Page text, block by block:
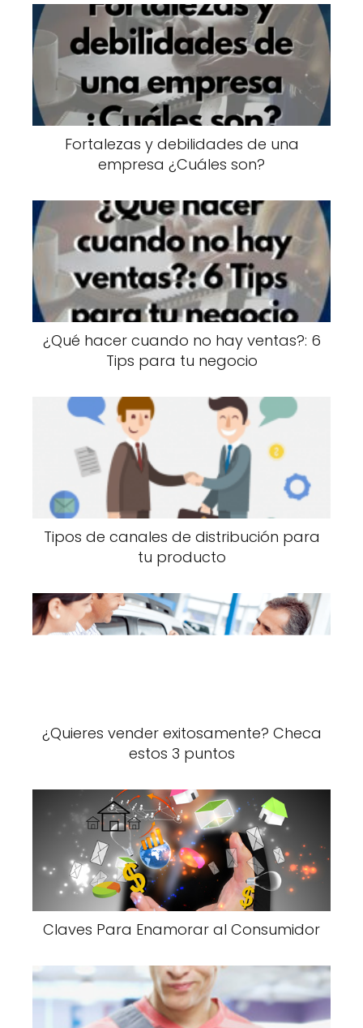
Fortalezas y debilidades de una
empresa ¿Cuáles son?
¿Qué hacer cuando no hay ventas?: 6
Tips para tu negocio
Tipos de canales de distribución para
tu producto
¿Quieres vender exitosamente? Checa
estos 3 puntos
Claves Para Enamorar al Consumidor